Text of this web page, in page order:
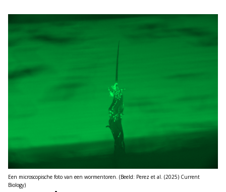
Een microscopische foto van een wormentoren. (Beeld: Perez et al. (2025) Current
Biology)